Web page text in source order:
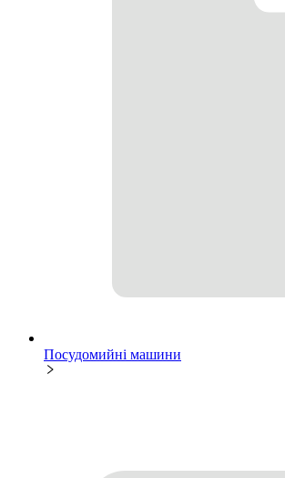
Посудомийні машини